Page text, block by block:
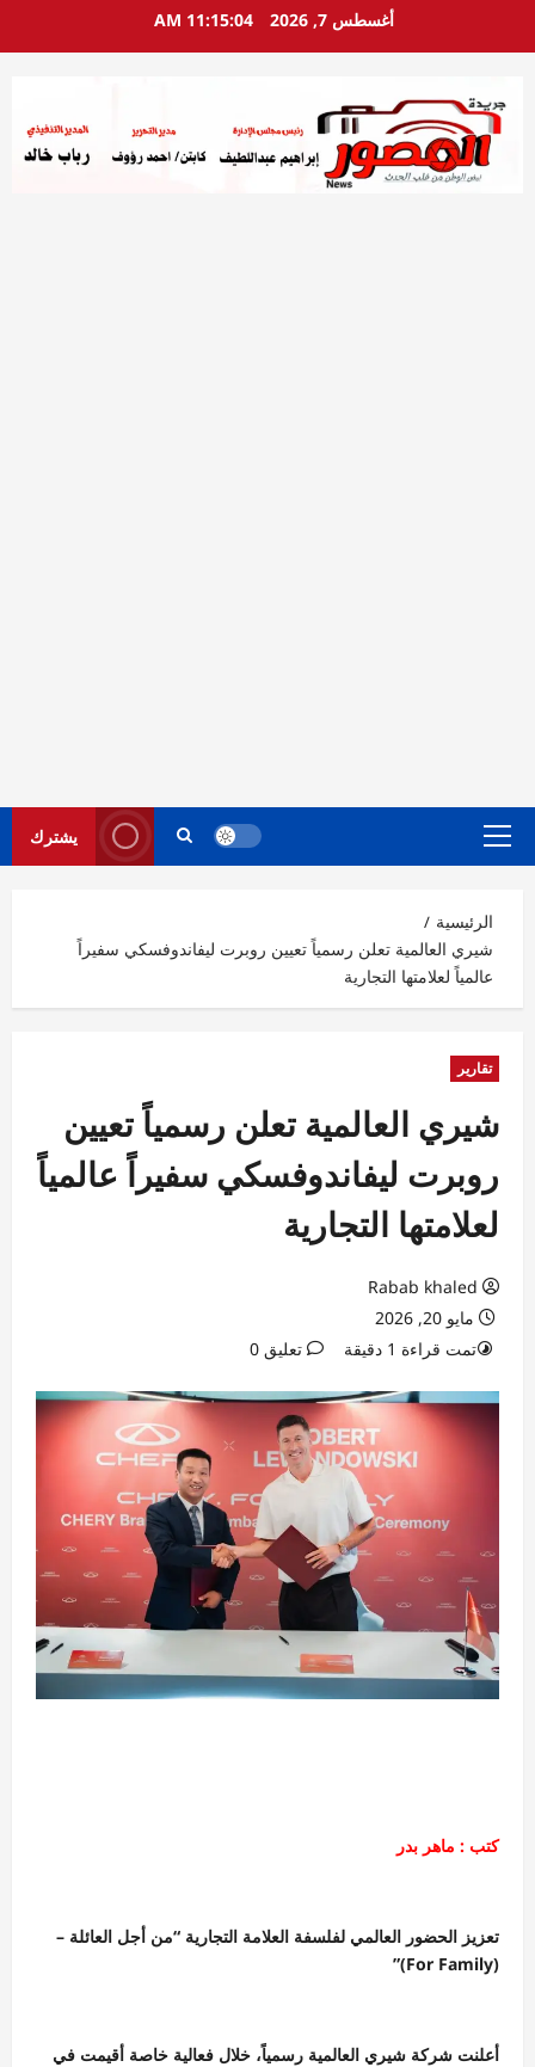
أغسطس 7, 2026 11:15:06 AM
القائمة
يشترك
الرئيسية
شيري العالمية تعلن رسمياً تعيين روبرت ليفاندوفسكي سفيراً
عالمياً لعلامتها التجارية
تقارير
شيري العالمية تعلن رسمياً تعيين
روبرت ليفاندوفسكي سفيراً عالمياً
لعلامتها التجارية
Rabab khaled
مايو 20, 2026
تمت قراءة 1 دقيقة
تعليق 0
كتب : ماهر بدر
تعزيز الحضور العالمي لفلسفة العلامة التجارية “من أجل العائلة –
(For Family)”
أعلنت شركة شيري العالمية رسمياً، خلال فعالية خاصة أقيمت في